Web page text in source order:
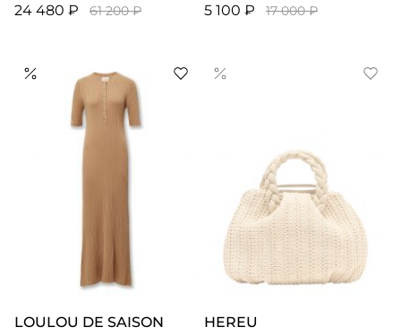
24 480 ₽ 61 200 ₽ 5 100 ₽ 17 000 ₽
LOULOU DE SAISON HEREU